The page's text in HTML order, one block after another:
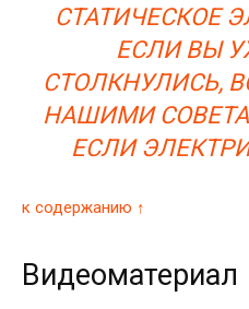
СТАТИЧЕСКОЕ
ЕСЛИ ВЫ
СТОЛКНУЛИСЬ,
НАШИМИ
ЕСЛИ
к содержанию ↑
Видеоматериал